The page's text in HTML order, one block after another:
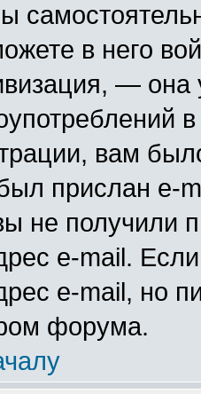
в него
—
вам
прислан e-
не получили
e-mail.
e-mail, но
форума.